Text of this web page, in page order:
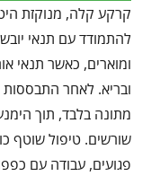
קרקע קלה, מנוקזת
להתמודד עם תנאי
ומוארים, כאשר תנאי
ובריא. לאחר
מתונה בלבד, תוך
שורשים. טיפול שוטף
פגועים, עבודה עם